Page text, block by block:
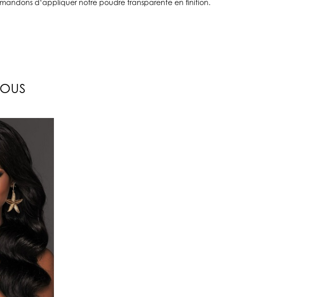
d’appliquer notre poudre transparente en finition.